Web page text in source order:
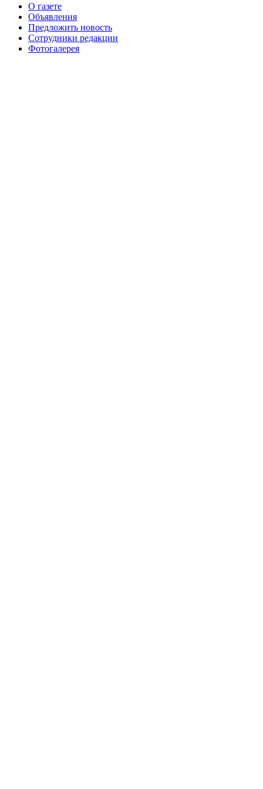
августа 2012 г
О газете
Объявления
Предложить новость
Сотрудники редакции
Фотогалерея